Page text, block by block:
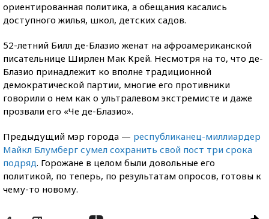
ориентированная политика, а обещания касались
доступного жилья, школ, детских садов.
52-летний Билл де-Блазио женат на афроамериканской
писательнице Ширлен Мак Крей. Несмотря на то, что де-
Блазио принадлежит ко вполне традиционной
демократической партии, многие его противники
говорили о нем как о ультралевом экстремисте и даже
прозвали его «Че де-Блазио».
Предыдущий мэр города — республиканец-миллиардер
Майкл Блумберг сумел сохранить свой пост три срока
подряд. Горожане в целом были довольные его
политикой, по теперь, по результатам опросов, готовы к
чему-то новому.